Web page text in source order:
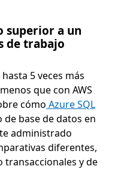
superior a un
de trabajo
5 veces más
que con AWS
cómo Azure SQL
de base de datos en
administrado
diferentes,
transaccionales y de